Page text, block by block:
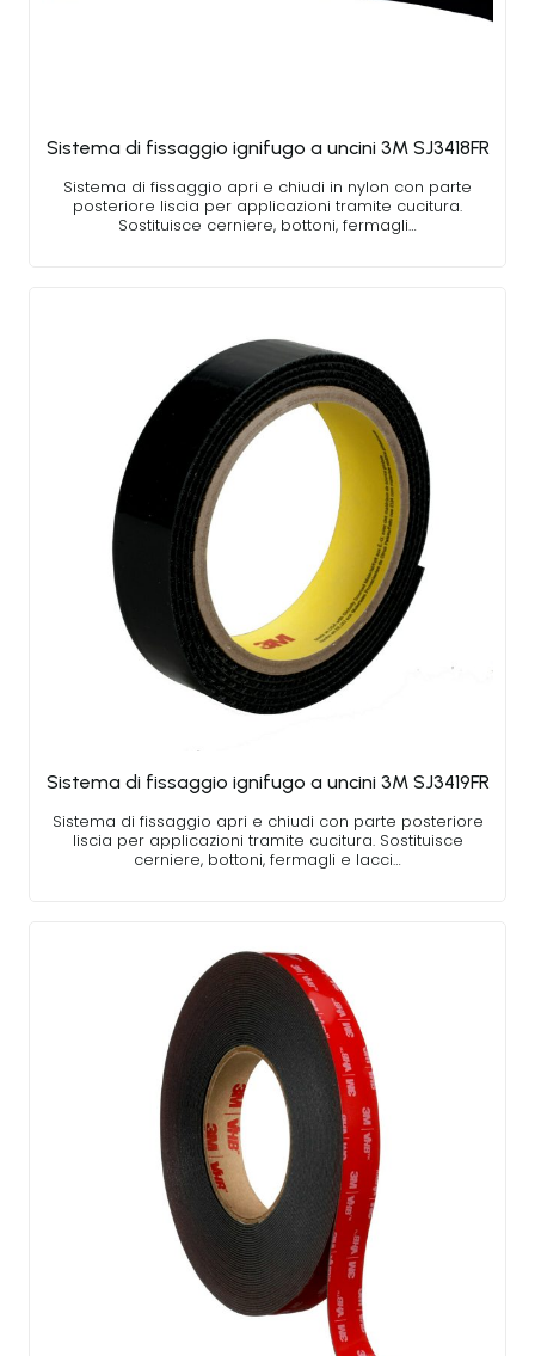
Sistema di fissaggio ignifugo a uncini 3M SJ3418FR
Sistema di fissaggio apri e chiudi in nylon con parte
posteriore liscia per applicazioni tramite cucitura.
Sostituisce cerniere, bottoni, fermagli…
Sistema di fissaggio ignifugo a uncini 3M SJ3419FR
Sistema di fissaggio apri e chiudi con parte posteriore
liscia per applicazioni tramite cucitura. Sostituisce
cerniere, bottoni, fermagli e lacci…